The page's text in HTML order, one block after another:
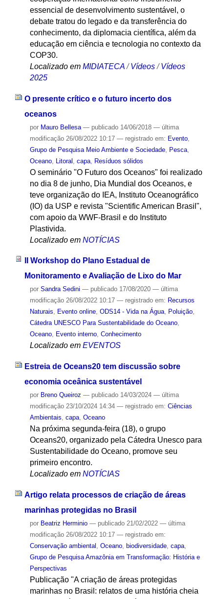
essencial de desenvolvimento sustentável, o
debate tratou do legado e da transferência do
conhecimento, da diplomacia científica, além da
educação em ciência e tecnologia no contexto da
COP30.
Localizado em MIDIATECA /Vídeos /Vídeos
2025
O presente crítico e o futuro incerto dos
oceanos
por Mauro Bellesa — publicado14/06/2018 — última
modificação26/08/2022 10:17 — registrado em: Evento,
Grupo de Pesquisa Meio Ambiente e Sociedade, Pesca,
Oceano, Litoral capa, Resíduos sólidos
O seminário "O Futuro dos Oceanos" foi realizado
no dia 8 de junho, Dia Mundial dos Oceanos, e
teve organização do IEA, Instituto Oceanográfico
(IO) da USP e revista "Scientific American Brasil",
com apoio da WWF-Brasil e do Instituto
Plastivida.
Localizado em NOTÍCIAS
II Workshop do Plano Estadual de
Monitoramento e Avaliação de Lixo do Mar
por Sandra Sedini — publicado17/08/2020 — última
modificação26/08/2022 10:17 — registrado em: Recursos
Naturais, Evento online, ODS14 - Vida na Água, Poluição,
Cátedra UNESCO Para Sustentabilidade do Oceano,
Oceano, Evento interno, Conhecimento
Localizado em EVENTOS
Estreia de Oceans20 tem discussão sobre
economia oceânica sustentável
por Breno Queiroz — publicado14/03/2024 — última
modificação23/10/2024 14:34 — registrado em: Ciências
Ambientais, capa, Oceano
Na próxima segunda-feira (18), o grupo
Oceans20, organizado pela Cátedra Unesco para
Sustentabilidade do Oceano, promove seu
primeiro encontro.
Localizado em NOTÍCIAS
Artigo relata processos de criação de áreas
marinhas protegidas no Brasil
por Beatriz Herminio — publicado21/02/2022 — última
modificação26/08/2022 10:17 — registrado em:
Conservação ambiental
Oceano, biodiversidade, capa,
Grupo de Pesquisa Amazônia em Transformação: História e
Perspectivas
Publicação "A criação de áreas protegidas
marinhas no Brasil: relatos de uma história cheia